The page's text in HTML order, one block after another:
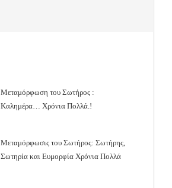
Μεταμόρφωση του Σωτήρος :
Καλημέρα… Χρόνια Πολλά.!
Μεταμόρφωσις του Σωτήρος: Σωτήρης,
Σωτηρία και Ευμορφία Χρόνια Πολλά